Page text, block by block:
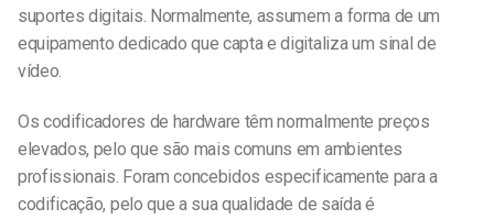
suportes digitais. Normalmente, assumem a forma de um
equipamento dedicado que capta e digitaliza um sinal de
vídeo.
Os codificadores de hardware têm normalmente preços
elevados, pelo que são mais comuns em ambientes
profissionais. Foram concebidos especificamente para a
codificação, pelo que a sua qualidade de saída é